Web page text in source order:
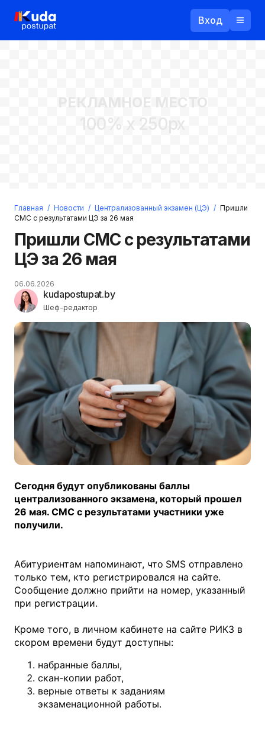
Вход
Войти
Регистрация
Прислать пароль
РЕКЛАМНОЕ МЕСТО
100% x 250px
Главная / Новости / Централизованный экзамен (ЦЭ) / Пришли
СМС с результатами ЦЭ за 26 мая
Пришли СМС с результатами
ЦЭ за 26 мая
kudapostupat.by
Шеф-редактор
06.06.2026
Сегодня будут опубликованы баллы
централизованного экзамена, который прошел
26 мая. СМС с результатами участники уже
получили.
Абитуриентам напоминают, что SMS отправлено
только тем, кто регистрировался на сайте.
Сообщение должно прийти на номер, указанный
при регистрации.
Кроме того, в личном кабинете на сайте РИКЗ в
скором времени будут доступны:
набранные баллы,
скан-копии работ,
верные ответы к заданиям
экзаменационной работы.